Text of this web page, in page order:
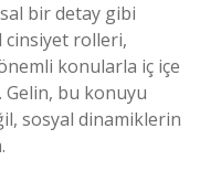
bir detay gibi
cinsiyet rolleri,
konularla iç içe
Gelin, bu konuyu
sosyal dinamiklerin